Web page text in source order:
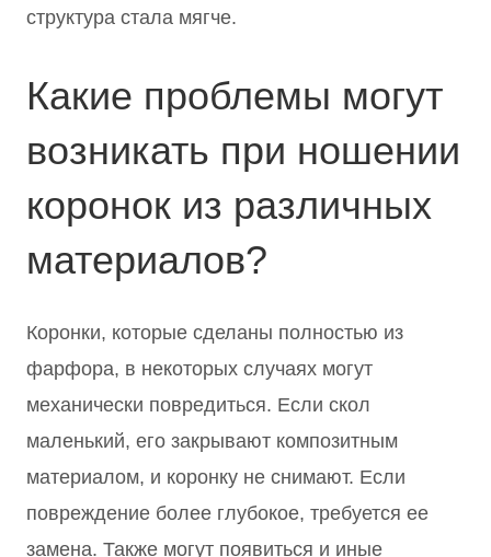
структура стала мягче.
Какие проблемы могут
возникать при ношении
коронок из различных
материалов?
Коронки, которые сделаны полностью из
фарфора, в некоторых случаях могут
механически повредиться. Если скол
маленький, его закрывают композитным
материалом, и коронку не снимают. Если
повреждение более глубокое, требуется ее
замена. Также могут появиться и иные